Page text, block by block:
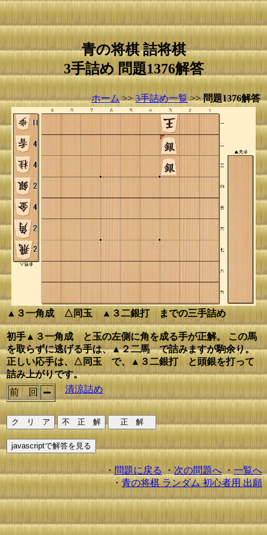
青の将棋 詰将棋
3手詰め 問題1376解答
ホーム>>3手詰め一覧>>問題1376解答
▲３一角成 △同玉 ▲３二銀打 までの三手詰め
初手▲３一角成 と玉の左側に角を成る手が正解。 この馬
を取らずに逃げる手は、▲２二馬 で詰みますが駒余り。
正しい応手は、△同玉 で、▲３二銀打 と頭銀を打って
詰み上がりです。
前 回
清涼詰め
・ 問題に戻る・ 次の問題へ・ 一覧へ
・青の将棋 ランダム 初心者用 出願